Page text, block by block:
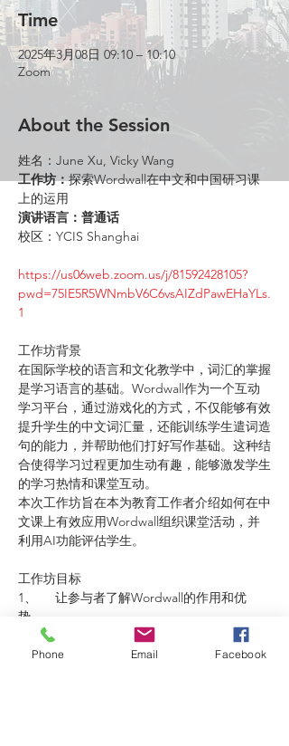
Time
2025年3月08日 09:10 – 10:10
Zoom
About the Session
姓名：June Xu, Vicky Wang
工作坊：探索Wordwall在中文和中国研习课
上的运用
演讲语言：普通话
校区：YCIS Shanghai
https://us06web.zoom.us/j/81592428105?
pwd=75IE5R5WNmbV6C6vsAIZdPawEHaYLs.
1
工作坊背景
在国际学校的语言和文化教学中，词汇的掌握
是学习语言的基础。Wordwall作为一个互动
学习平台，通过游戏化的方式，不仅能够有效
提升学生的中文词汇量，还能训练学生遣词造
句的能力，并帮助他们打好写作基础。这种结
合使得学习过程更加生动有趣，能够激发学生
的学习热情和课堂互动。
本次工作坊旨在本为教育工作者介绍如何在中
文课上有效应用Wordwall组织课堂活动，并
利用AI功能评估学生。
工作坊目标
1、     让参与者了解Wordwall的作用和优
势。
2、     通过案例分析和操作演练，展示
Wordwall中一些能够在中文课上开展教学活
Phone Email Facebook